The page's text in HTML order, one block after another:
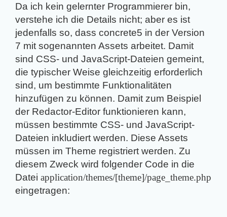
Da ich kein gelernter Programmierer bin,
verstehe ich die Details nicht; aber es ist
jedenfalls so, dass concrete5 in der Version
7 mit sogenannten Assets arbeitet. Damit
sind CSS- und JavaScript-Dateien gemeint,
die typischer Weise gleichzeitig erforderlich
sind, um bestimmte Funktionalitäten
hinzufügen zu können. Damit zum Beispiel
der Redactor-Editor funktionieren kann,
müssen bestimmte CSS- und JavaScript-
Dateien inkludiert werden. Diese Assets
müssen im Theme registriert werden. Zu
diesem Zweck wird folgender Code in die
Datei application/themes/[theme]/page_theme.php
eingetragen: